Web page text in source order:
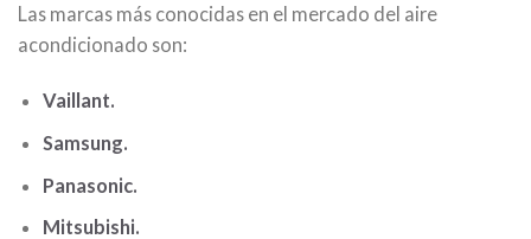
Las marcas más conocidas en el mercado del aire
acondicionado son:
Vaillant.
Samsung.
Panasonic.
Mitsubishi.